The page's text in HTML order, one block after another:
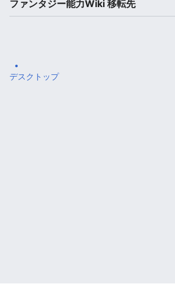
ファンタジー能力Wiki 移転先
デスクトップ